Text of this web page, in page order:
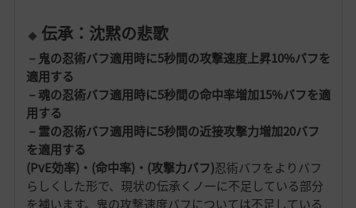
伝承：沈黙の悲歌
－鬼の忍術バフ適用時に5秒間の攻撃速度上昇10%バフを
適用する
－魂の忍術バフ適用時に5秒間の命中率増加15%バフを適
用する
－霊の忍術バフ適用時に5秒間の近接攻撃力増加20バフ
を適用する
(PvE効率)・(命中率)・(攻撃力バフ)忍術バフをよりバフ
らしくした形で、現状の伝承くノ一に不足している部分
を補います。鬼の攻撃速度バフについては不足している